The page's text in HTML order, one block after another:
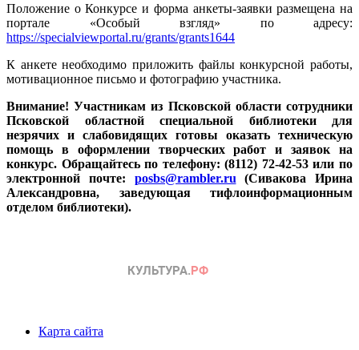
Положение о Конкурсе и форма анкеты-заявки размещена на
портале «Особый взгляд» по адресу:
https://specialviewportal.ru/grants/grants1644
К анкете необходимо приложить файлы конкурсной работы,
мотивационное письмо и фотографию участника.
Внимание! Участникам из Псковской области сотрудники
Псковской областной специальной библиотеки для
незрячих и слабовидящих готовы оказать техническую
помощь в оформлении творческих работ и заявок на
конкурс. Обращайтесь по телефону: (8112) 72-42-53 или по
электронной почте: posbs@rambler.ru (Сивакова Ирина
Александровна, заведующая тифлоинформационным
отделом библиотеки).
Карта сайта